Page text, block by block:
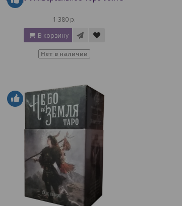
1 380 р.
В корзину
Нет в наличии